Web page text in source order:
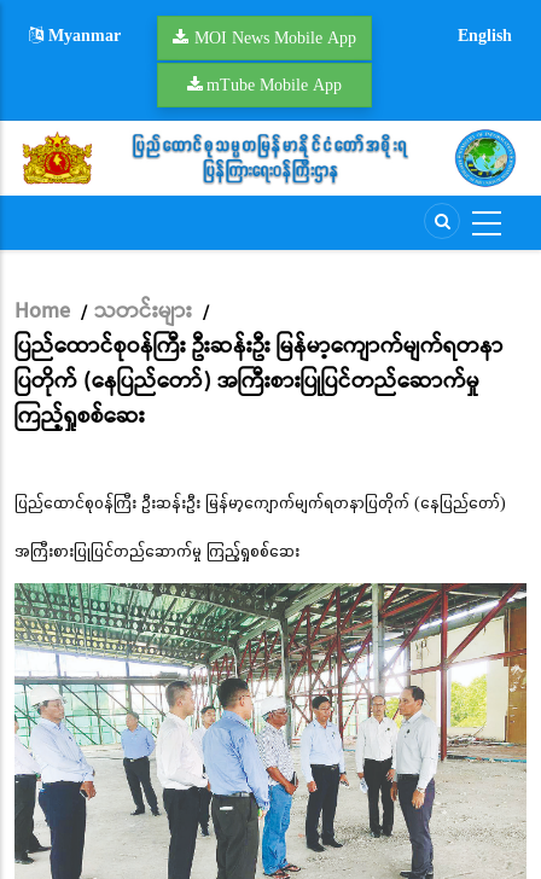
Myanmar MOI News Mobile App
mTube Mobile App
English
Breadcrumb
Home / သတင်းများ /
ပြည်ထောင်စုဝန်ကြီး ဦးဆန်းဦး မြန်မာ့ကျောက်မျက်ရတနာ
ပြတိုက် (နေပြည်တော်) အကြီးစားပြုပြင်တည်ဆောက်မှု
ကြည့်ရှုစစ်ဆေး
ပြည်ထောင်စုဝန်ကြီး ဦးဆန်းဦး မြန်မာ့ကျောက်မျက်ရတနာပြတိုက် (နေပြည်တော်)
အကြီးစားပြုပြင်တည်ဆောက်မှု ကြည့်ရှုစစ်ဆေး